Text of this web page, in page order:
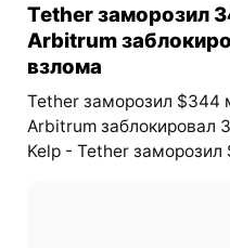
Tether заморозил
Arbitrum
взлома
Tether заморозил $344
Arbitrum заблокировал
Kelp - Tether